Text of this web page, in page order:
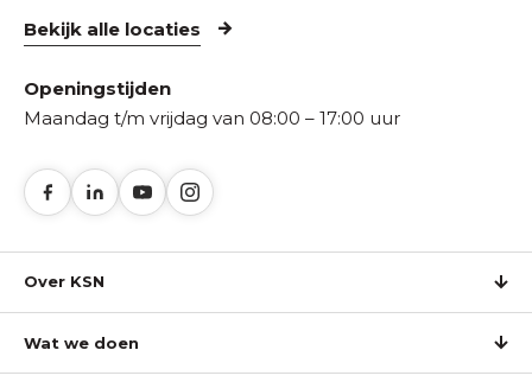
Bekijk alle locaties
Openingstijden
Maandag t/m vrijdag van 08:00 – 17:00 uur
Over KSN
Wat we doen